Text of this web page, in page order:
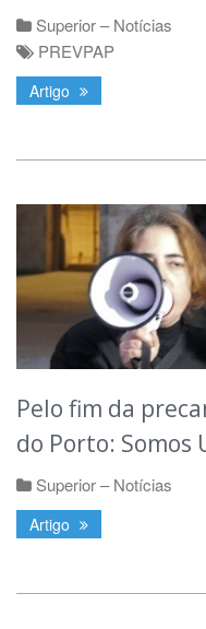
Superior – Notícias
PREVPAP
Artigo
Pelo fim da
do Porto: Somos
Superior – Notícias
Artigo